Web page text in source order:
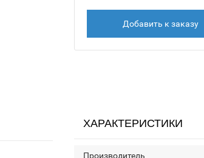
Добавить к заказу
ХАРАКТЕРИСТИКИ
Производитель